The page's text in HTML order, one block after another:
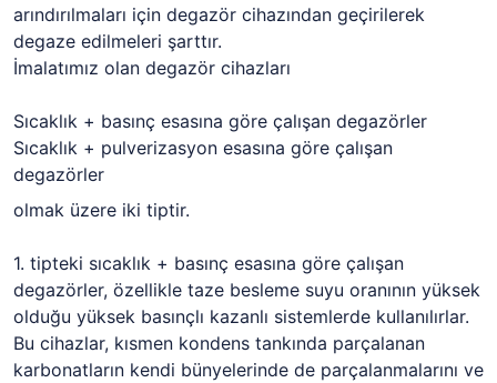
arındırılmaları için degazör cihazından geçirilerek
degaze edilmeleri şarttır.
İmalatımız olan degazör cihazları
Sıcaklık + basınç esasına göre çalışan degazörler
Sıcaklık + pulverizasyon esasına göre çalışan
degazörler
olmak üzere iki tiptir.
1. tipteki sıcaklık + basınç esasına göre çalışan
degazörler, özellikle taze besleme suyu oranının yüksek
olduğu yüksek basınçlı kazanlı sistemlerde kullanılırlar.
Bu cihazlar, kısmen kondens tankında parçalanan
karbonatların kendi bünyelerinde de parçalanmalarını ve